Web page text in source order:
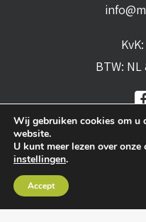
BTW: NL
Wij gebruiken cookies om u
website.
U kunt meer lezen over
instellingen.
Accept